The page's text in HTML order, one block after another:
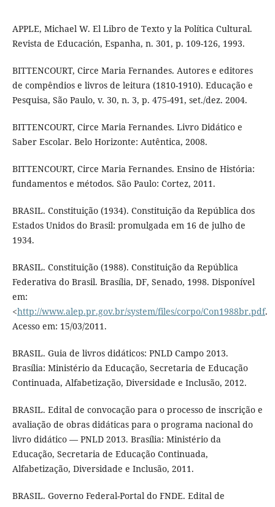
APPLE, Michael W. El Libro de Texto y la Política Cultural.
Revista de Educación, Espanha, n. 301, p. 109-126, 1993.
BITTENCOURT, Circe Maria Fernandes. Autores e editores
de compêndios e livros de leitura (1810-1910). Educação e
Pesquisa, São Paulo, v. 30, n. 3, p. 475-491, set./dez. 2004.
BITTENCOURT, Circe Maria Fernandes. Livro Didático e
Saber Escolar. Belo Horizonte: Autêntica, 2008.
BITTENCOURT, Circe Maria Fernandes. Ensino de História:
fundamentos e métodos. São Paulo: Cortez, 2011.
BRASIL. Constituição (1934). Constituição da República dos
Estados Unidos do Brasil: promulgada em 16 de julho de
1934.
BRASIL. Constituição (1988). Constituição da República
Federativa do Brasil. Brasília, DF, Senado, 1998. Disponível
em:
<http://www.alep.pr.gov.br/system/files/corpo/Con1988br.pdf.
Acesso em: 15/03/2011.
BRASIL. Guia de livros didáticos: PNLD Campo 2013.
Brasília: Ministério da Educação, Secretaria de Educação
Continuada, Alfabetização, Diversidade e Inclusão, 2012.
BRASIL. Edital de convocação para o processo de inscrição e
avaliação de obras didáticas para o programa nacional do
livro didático — PNLD 2013. Brasília: Ministério da
Educação, Secretaria de Educação Continuada,
Alfabetização, Diversidade e Inclusão, 2011.
BRASIL. Governo Federal-Portal do FNDE. Edital de